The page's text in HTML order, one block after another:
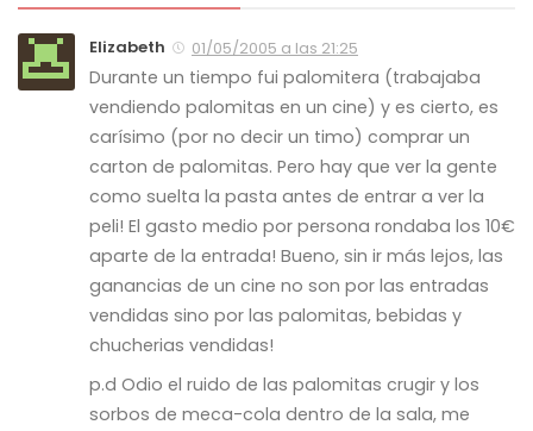
Elizabeth 01/05/2005 a las 21:25
Durante un tiempo fui palomitera (trabajaba
vendiendo palomitas en un cine) y es cierto, es
carísimo (por no decir un timo) comprar un
carton de palomitas. Pero hay que ver la gente
como suelta la pasta antes de entrar a ver la
peli! El gasto medio por persona rondaba los 10€
aparte de la entrada! Bueno, sin ir más lejos, las
ganancias de un cine no son por las entradas
vendidas sino por las palomitas, bebidas y
chucherias vendidas!
p.d Odio el ruido de las palomitas crugir y los
sorbos de meca-cola dentro de la sala, me